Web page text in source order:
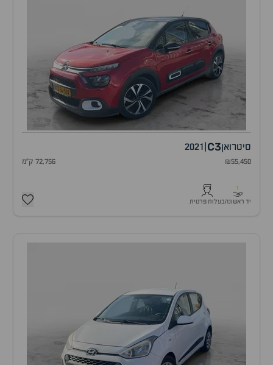
סיטרואןC3
2021
₪55,450 72,756 ק"מ
1
יד ראשונהבעלות פרטית